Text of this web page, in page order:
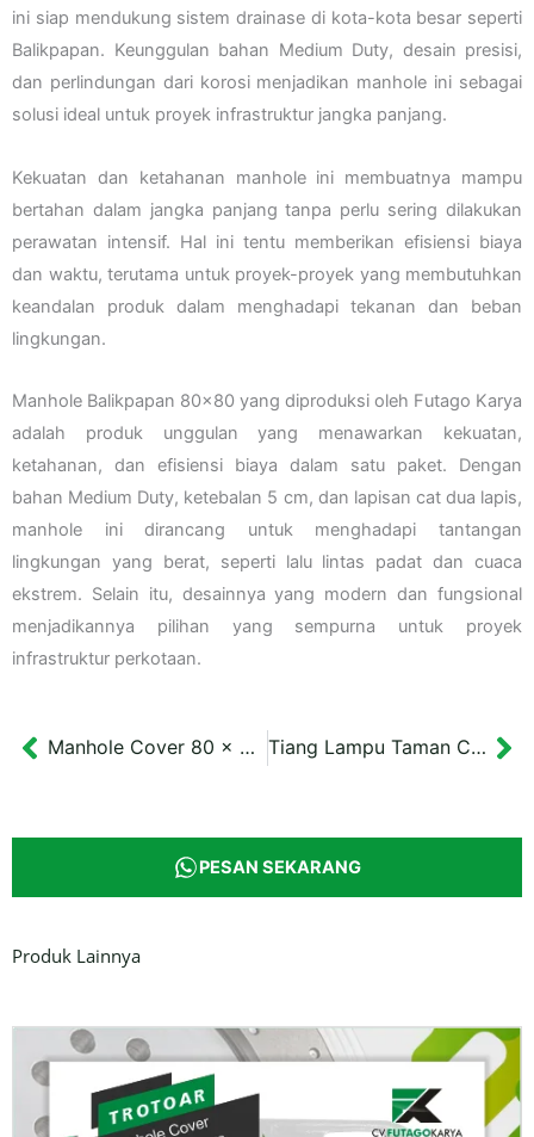
ini siap mendukung sistem drainase di kota-kota besar seperti
Balikpapan. Keunggulan bahan Medium Duty, desain presisi,
dan perlindungan dari korosi menjadikan manhole ini sebagai
solusi ideal untuk proyek infrastruktur jangka panjang.
Kekuatan dan ketahanan manhole ini membuatnya mampu
bertahan dalam jangka panjang tanpa perlu sering dilakukan
perawatan intensif. Hal ini tentu memberikan efisiensi biaya
dan waktu, terutama untuk proyek-proyek yang membutuhkan
keandalan produk dalam menghadapi tekanan dan beban
lingkungan.
Manhole Balikpapan 80×80 yang diproduksi oleh Futago Karya
adalah produk unggulan yang menawarkan kekuatan,
ketahanan, dan efisiensi biaya dalam satu paket. Dengan
bahan Medium Duty, ketebalan 5 cm, dan lapisan cat dua lapis,
manhole ini dirancang untuk menghadapi tantangan
lingkungan yang berat, seperti lalu lintas padat dan cuaca
ekstrem. Selain itu, desainnya yang modern dan fungsional
menjadikannya pilihan yang sempurna untuk proyek
infrastruktur perkotaan.
Prev Manhole Cover 80 x 80 cm Drainase Saluran Bondowoso Tiang Lampu Taman Cabang Tunggal Balikpapan Tinggi 3 m
PESAN SEKARANG
Produk Lainnya